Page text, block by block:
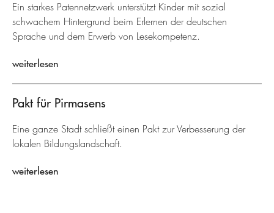
Ein starkes Patennetzwerk unterstützt Kinder mit sozial
schwachem Hintergrund beim Erlernen der deutschen
Sprache und dem Erwerb von Lesekompetenz.
weiterlesen
Pakt für Pirmasens
Eine ganze Stadt schließt einen Pakt zur Verbesserung der
lokalen Bildungslandschaft.
weiterlesen